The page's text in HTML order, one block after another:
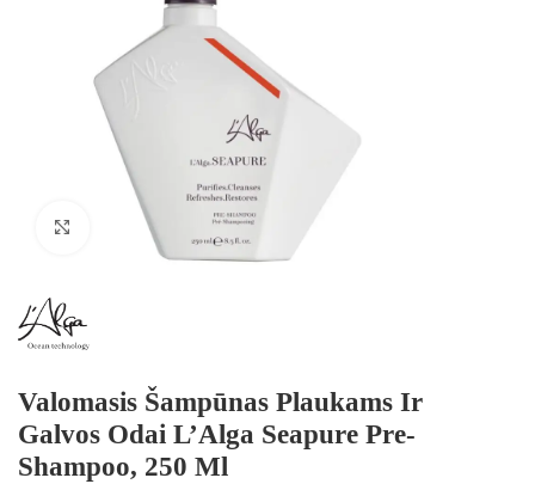
Spustelėkite norėdami padidinti
Valomasis Šampūnas Plaukams Ir
Galvos Odai L’Alga Seapure Pre-
Shampoo, 250 Ml